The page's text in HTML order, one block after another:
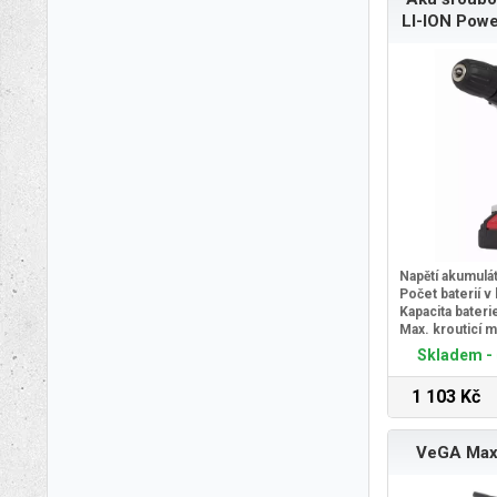
LI-ION
Napětí
Počet baterií v
Kapacita
Max. krouticí
Skladem -
1 103 Kč
VeGA